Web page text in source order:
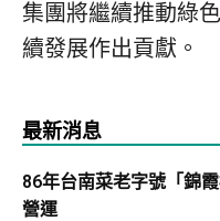
集團將繼續推動綠
續發展作出貢獻。
最新消息
86年台南菜老字號「錦
營運